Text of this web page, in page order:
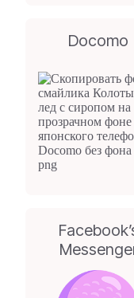
Docomo